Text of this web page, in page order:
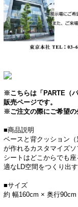
※こちらは「PARTE（
販売ページです。
※ご注文の際にご希望の
■商品説明
ベースと背クッション
が作れるカスタマイズソ
シートはどこからでも
適なLD空間をつくり出
■サイズ
約 幅160cm × 奥行